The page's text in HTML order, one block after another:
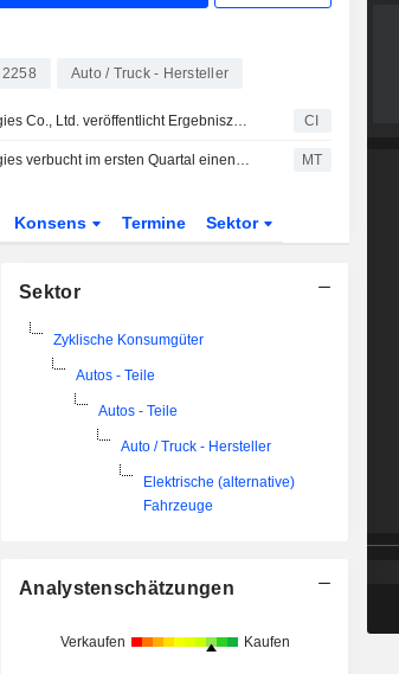
2258 Auto / Truck - Hersteller
Foxtron Vehicle Technologies Co., Ltd. veröffentlicht Ergebniszahlen für das erste Quartal zum 31. März 2026 CI
Foxtron Vehicle Technologies verbucht im ersten Quartal einen Verlust von 899 Mio. NT$ MT
Konsens Termine Sektor
Sektor
Zyklische Konsumgüter
Autos - Teile
Autos - Teile
Auto / Truck - Hersteller
Elektrische (alternative)
Fahrzeuge
Analystenschätzungen
Verkaufen Kaufen